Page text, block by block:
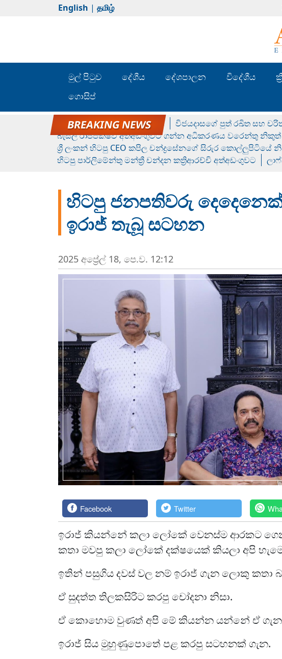
English | தமிழ்
මුල් පිටුව දේශීය දේශපාලන විදේශීය
ගොසිප්
රන් ගෙනා රුමේෂ්ගේ හෙල්ලය විජයදාසගේ පුත් රඛිත සහ
බැසිල් රාජපක්ෂව අත්අඩංගුවට ගන්න අධිකරණය වරෙන්තු
ශ්‍රී ලංකන් හිටපු CEO කපිල චන්ද්‍රසේනගේ සිරුර
හිටපු පාර්ලිමේන්තු මන්ත්‍රී චන්දන කත්‍රිආරච්චි අත්අඩංගුවට
හිටපු ජනපතිවරු
ඉරාජ් තැබූ සටහන
2025 අප්‍රේල් 18, පෙ.ව. 12:12
Facebook Twitter
ඉරාජ් කියන්නේ කලා ලෝකේ වෙනස්ම ආරකට
කතා මවපු කලා ලෝකේ දක්ෂයෙක් කියලා අපි
ඉතින් පසුගිය දවස් වල නම් ඉරාජ් ගැන ලොකු කතා
ඒ සුදත්ත තිලකසිරිට කරපු චෝදනා නිසා.
ඒ කොහොම වුණත් අපි මේ කියන්න යන්නේ ඒ
ඉරාජ් සිය මුහුණුපොතේ පළ කරපු සටහනක් ගැන.